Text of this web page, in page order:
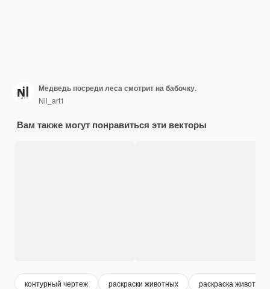
Медведь посреди леса смотрит на бабочку.
Nil_art1
Вам также могут понравиться эти векторы
контурный чертеж раскраски животных раскраска животных